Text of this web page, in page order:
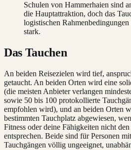
Schulen von Hammerhaien sind
die Hauptattraktion, doch das
logistischen
stark.
Das Tauchen
An beiden Reisezielen wird tief,
getaucht. An beiden Orten wird eine
(die meisten Anbieter verlangen
sowie 50 bis 100 protokollierte
empfohlen wird), und an beiden Orten
bestimmten Tauchplatz abgewiesen,
Fitness oder deine Fähigkeiten nicht
entsprechen. Beide sind für Personen
Tauchgängen völlig ungeeignet,